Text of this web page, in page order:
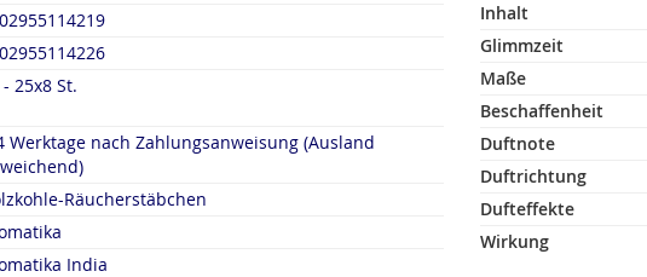
- 25x8 St.
Werktage nach Zahlungsanweisung (Ausland
Räucherstäbchen
India
Inhalt
Glimmzeit
Maße
Beschaffenheit
Duftnote
Duftrichtung
Dufteffekte
Wirkung